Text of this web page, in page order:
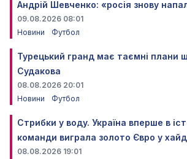
Андрій Шевченко: «росія знову
09.08.2026 08:01
Новини
Футбол
Турецький гранд має таємні плани
Судакова
08.08.2026 20:01
Новини
Футбол
Стрибки у воду. Україна вперше в
команди виграла золото Євро у
08.08.2026 19:01